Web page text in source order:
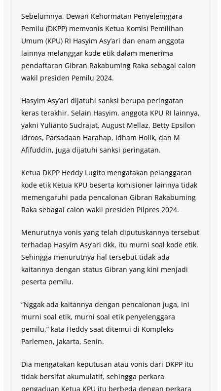
Sebelumnya, Dewan Kehormatan Penyelenggara
Pemilu (DKPP) memvonis Ketua Komisi Pemilihan
Umum (KPU) RI Hasyim Asy’ari dan enam anggota
lainnya melanggar kode etik dalam menerima
pendaftaran Gibran Rakabuming Raka sebagai calon
wakil presiden Pemilu 2024.
Hasyim Asy’ari dijatuhi sanksi berupa peringatan
keras terakhir. Selain Hasyim, anggota KPU RI lainnya,
yakni Yulianto Sudrajat, August Mellaz, Betty Epsilon
Idroos, Parsadaan Harahap, Idham Holik, dan M
Afifuddin, juga dijatuhi sanksi peringatan.
Ketua DKPP Heddy Lugito mengatakan pelanggaran
kode etik Ketua KPU beserta komisioner lainnya tidak
memengaruhi pada pencalonan Gibran Rakabuming
Raka sebagai calon wakil presiden Pilpres 2024.
Menurutnya vonis yang telah diputuskannya tersebut
terhadap Hasyim Asy’ari dkk, itu murni soal kode etik.
Sehingga menurutnya hal tersebut tidak ada
kaitannya dengan status Gibran yang kini menjadi
peserta pemilu.
“Nggak ada kaitannya dengan pencalonan juga, ini
murni soal etik, murni soal etik penyelenggara
pemilu,” kata Heddy saat ditemui di Kompleks
Parlemen, Jakarta, Senin.
Dia mengatakan keputusan atau vonis dari DKPP itu
tidak bersifat akumulatif, sehingga perkara
pengaduan Ketua KPU itu berbeda dengan perkara